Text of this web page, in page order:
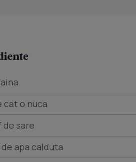
cat o nuca
de sare
apa calduta